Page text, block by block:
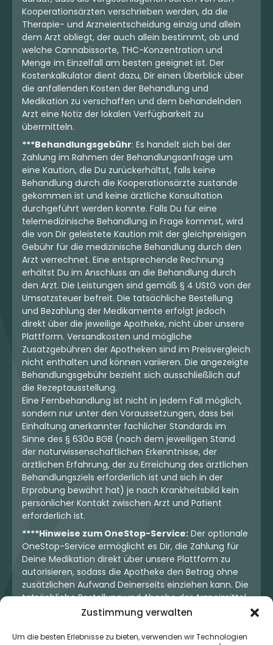
Zustimmung verwalten
Um die besten Erlebnisse zu bieten, verwenden wir Technologien
Kooperationsärzten verschrieben werden, da die
Therapie- und Arzneientscheidung einzig und allein
dem Arzt obliegt, der auch allein bestimmt, ob und
welche Cannabissorte, THC-Konzentration und
Menge im Einzelfall am besten geeignet ist. Der
Kostenkalkulator dient dazu, Dir einen Überblick über
die anfallenden Kosten der Behandlung und
Medikation zu verschaffen und dem behandelnden
Arzt eine Notiz der lokalen Verfügbarkeit zu
übermitteln.
***Behandlungsgebühr: Es handelt sich bei der
Zahlung im Rahmen der Behandlungsanfrage um
eine Kaution, die Du zurückerhältst, falls keine
Behandlung durch die Kooperationsärzte zustande
gekommen ist und keine ärztliche Konsultation
durchgeführt werden konnte. Falls Du für eine
telemedizinische Behandlung in Frage kommst, wird
die von Dir geleistete Kaution mit der gleichpreisigen
Gebühr für die medizinische Behandlung durch den
Arzt verrechnet. Eine entsprechende Rechnung
erhältst Du im Anschluss an die Behandlung durch
den Arzt. Die Leistungen sind gemäß § 4 UStG von der
Umsatzsteuer befreit. Die tatsächliche Bestellung
und Bezahlung der Medikamente erfolgt jedoch
direkt über die jeweilige Apotheke, nicht über unsere
Plattform. Versandkosten und mögliche
Zusatzgebühren der Apotheken sind im Preisvergleich
nicht enthalten und können variieren. Die angezeigte
Behandlungsgebühr bezieht sich ausschließlich auf
die Rezeptausstellung.
Eine Fernbehandlung ist nicht in jedem Fall möglich,
sondern nur unter den Voraussetzungen, dass bei
Einhaltung anerkannter fachlicher Standards im
Sinne des § 630a BGB (nach dem jeweiligen Stand
der naturwissenschaftlichen Erkenntnisse, der
ärztlichen Erfahrung, der zu Erreichung des ärztlichen
Behandlungsziels erforderlich ist und sich in der
Erprobung bewährt hat) je nach Krankheitsbild kein
persönlicher Kontakt zwischen Arzt und Patient
erforderlich ist.
****Hinweise zum OneStop-Service: Der optionale
OneStop-Service ermöglicht es Dir, die Zahlung für
Deine Medikation direkt über unsere Plattform zu
autorisieren, sodass die Apotheke den Betrag ohne
zusätzlichen Aufwand Deinerseits einziehen kann. Die
tatsächliche Bestellung und Abgabe der Arzneimittel
erfolgt jedoch ausschließlich über die jeweilige
Dir und der Apotheke. Unser OneStop-Service stellt